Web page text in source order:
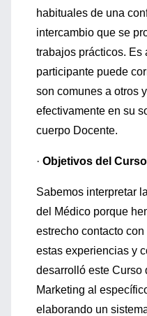
habituales de una
intercambio que se
trabajos prácticos.
participante puede
son comunes a otros
efectivamente en su
cuerpo Docente.
· Objetivos del Curso
Sabemos interpretar
del Médico porque
estrecho contacto
estas experiencias y
desarrolló este Curso
Marketing al
elaborando un